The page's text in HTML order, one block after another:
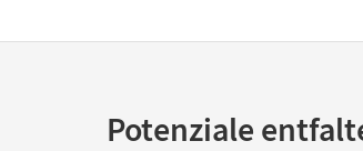
Potenziale